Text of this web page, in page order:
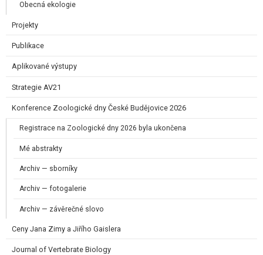
Obecná ekologie
Projekty
Publikace
Aplikované výstupy
Strategie AV21
Konference Zoologické dny České Budějovice 2026
Registrace na Zoologické dny 2026 byla ukončena
Mé abstrakty
Archiv — sborníky
Archiv — fotogalerie
Archiv — závěrečné slovo
Ceny Jana Zimy a Jiřího Gaislera​
Journal of Vertebrate Biology